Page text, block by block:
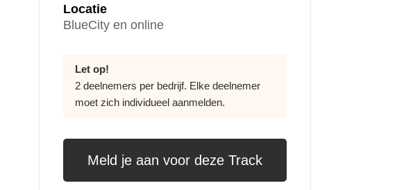
Locatie
BlueCity en online
Let op!
2 deelnemers per bedrijf. Elke deelnemer
moet zich individueel aanmelden.
Meld je aan voor deze Track